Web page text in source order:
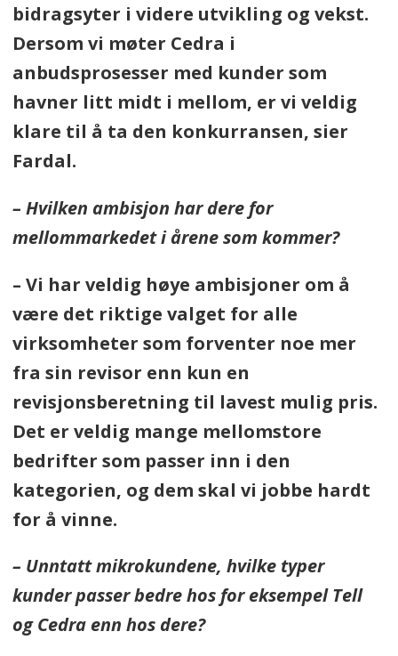
bidragsyter i videre utvikling og vekst.
Dersom vi møter Cedra i
anbudsprosesser med kunder som
havner litt midt i mellom, er vi veldig
klare til å ta den konkurransen, sier
Fardal.
– Hvilken ambisjon har dere for
mellommarkedet i årene som kommer?
– Vi har veldig høye ambisjoner om å
være det riktige valget for alle
virksomheter som forventer noe mer
fra sin revisor enn kun en
revisjonsberetning til lavest mulig pris.
Det er veldig mange mellomstore
bedrifter som passer inn i den
kategorien, og dem skal vi jobbe hardt
for å vinne.
– Unntatt mikrokundene, hvilke typer
kunder passer bedre hos for eksempel Tell
og Cedra enn hos dere?